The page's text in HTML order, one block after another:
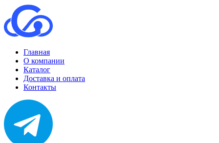
Главная
О компании
Каталог
Доставка и оплата
Контакты